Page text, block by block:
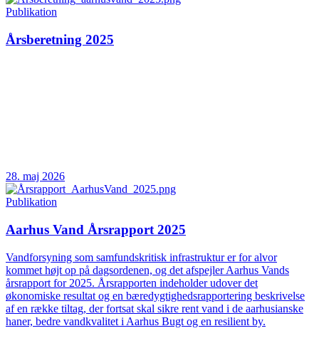
Publikation
Årsberetning 2025
28. maj 2026
Publikation
Aarhus Vand Årsrapport 2025
Vandforsyning som samfundskritisk infrastruktur er for alvor
kommet højt op på dagsordenen, og det afspejler Aarhus Vands
årsrapport for 2025. Årsrapporten indeholder udover det
økonomiske resultat og en bæredygtighedsrapportering beskrivelse
af en række tiltag, der fortsat skal sikre rent vand i de aarhusianske
haner, bedre vandkvalitet i Aarhus Bugt og en resilient by.